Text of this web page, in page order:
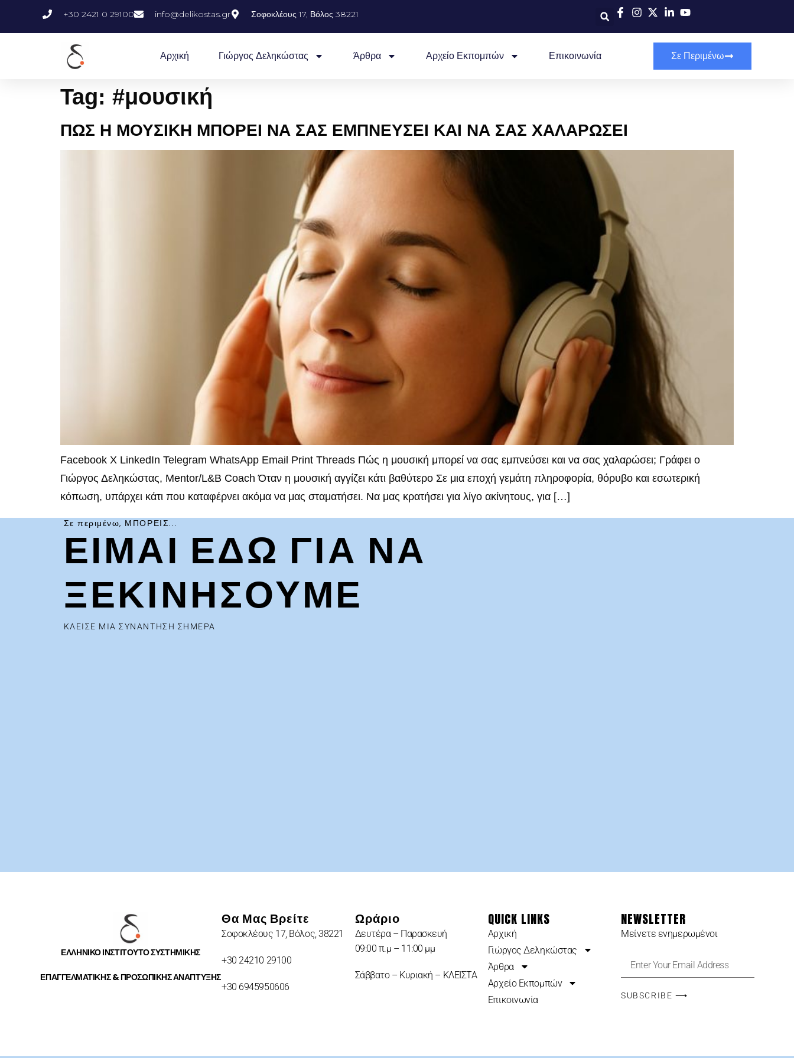
+30 2421 0 29100 info@delikostas.gr Σοφοκλέους 17, Βόλος 38221
Αρχική Γιώργος Δεληκώστας Άρθρα Αρχείο Εκπομπών Επικοινωνία Σε Περιμένω
Tag: #μουσική
ΠΩΣ Η ΜΟΥΣΙΚΗ ΜΠΟΡΕΙ ΝΑ ΣΑΣ ΕΜΠΝΕΥΣΕΙ ΚΑΙ ΝΑ ΣΑΣ ΧΑΛΑΡΩΣΕΙ
Facebook X LinkedIn Telegram WhatsApp Email Print Threads Πώς η μουσική μπορεί να σας εμπνεύσει και να σας χαλαρώσει; Γράφει ο
Γιώργος Δεληκώστας, Mentor/L&B Coach Όταν η μουσική αγγίζει κάτι βαθύτερο Σε μια εποχή γεμάτη πληροφορία, θόρυβο και εσωτερική
κόπωση, υπάρχει κάτι που καταφέρνει ακόμα να μας σταματήσει. Να μας κρατήσει για λίγο ακίνητους, για […]
Σε περιμένω, ΜΠΟΡΕΙΣ...
ΕΙΜΑΙ ΕΔΩ ΓΙΑ ΝΑ
ΞΕΚΙΝΗΣΟΥΜΕ
ΚΛΕΙΣΕ ΜΙΑ ΣΥΝΑΝΤΗΣΗ ΣΗΜΕΡΑ
ΕΛΛΗΝΙΚΟ ΙΝΣΤΙΤΟΥΤΟ ΣΥΣΤΗΜΙΚΗΣ
ΕΠΑΓΓΕΛΜΑΤΙΚΗΣ & ΠΡΟΣΩΠΙΚΗΣ ΑΝΑΠΤΥΞΗΣ
Θα Μας Βρείτε
Σοφοκλέους 17, Βόλος, 38221
+30 24210 29100
+30 6945950606
Ωράριο
Δευτέρα – Παρασκευή
09:00 π.μ – 11:00 μμ
Σάββατο – Κυριακή – ΚΛΕΙΣΤΑ
QUICK LINKS
Αρχική
Γιώργος Δεληκώστας
Άρθρα
Αρχείο Εκπομπών
Επικοινωνία
NEWSLETTER
Μείνετε ενημερωμένοι
SUBSCRIBE ⟶